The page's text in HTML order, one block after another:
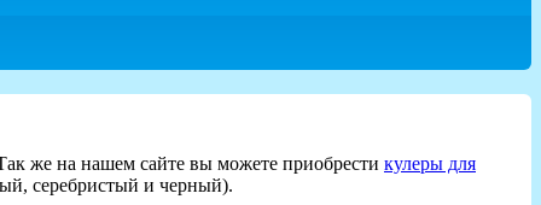
же на нашем сайте вы можете приобрести кулеры для
серебристый и черный).